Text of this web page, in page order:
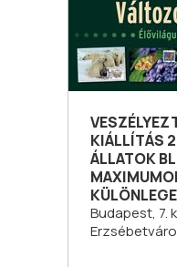
KIÁLLÍTÁS
ÁLLATOK
Budapest, 7.